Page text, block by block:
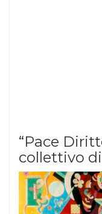
“Pace
collettivo